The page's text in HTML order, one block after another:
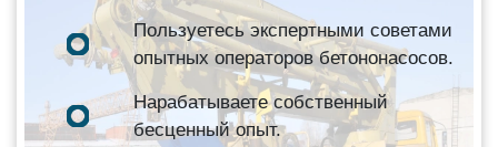
Пользуетесь экспертными советами
опытных операторов бетононасосов.
Нарабатываете собственный
бесценный опыт.